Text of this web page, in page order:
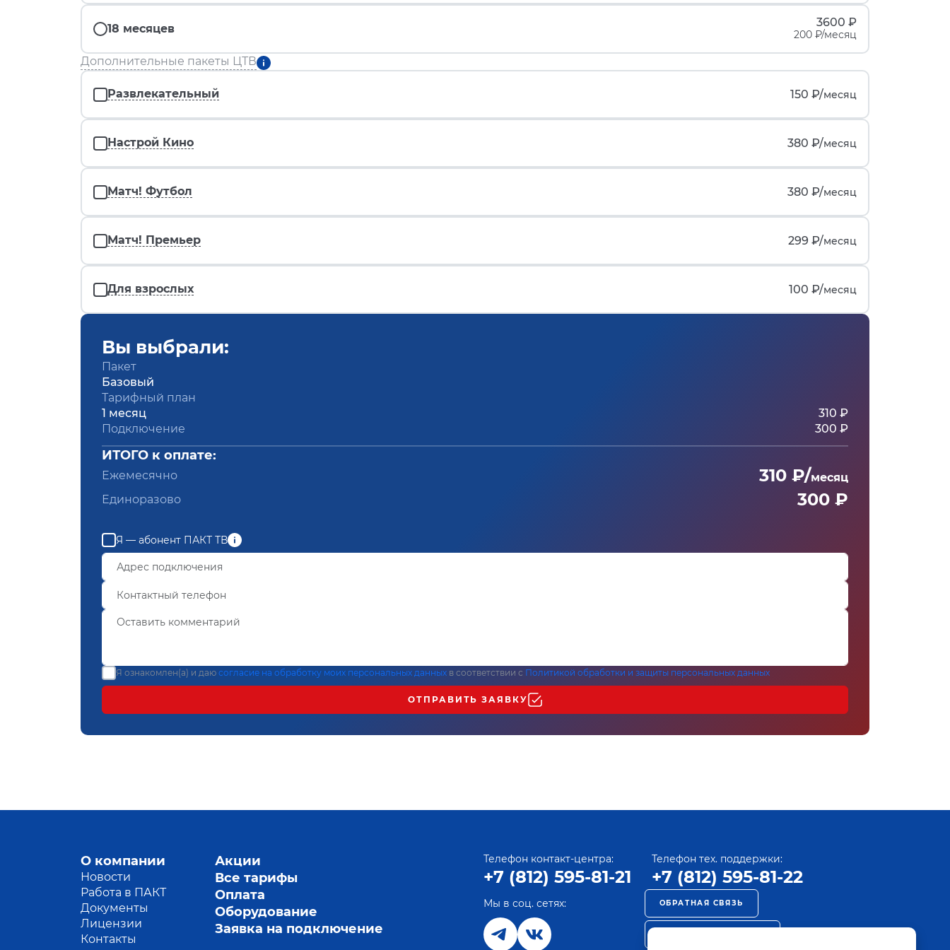
18 месяцев 3600 ₽
200 ₽/месяц
Дополнительные пакеты ЦТВ
Развлекательный 150 ₽/месяц
Настрой Кино 380 ₽/месяц
Матч! Футбол 380 ₽/месяц
Матч! Премьер 299 ₽/месяц
Для взрослых 100 ₽/месяц
Вы выбрали:
Пакет
Базовый
Тарифный план
1 месяц
310 ₽
Подключение
300 ₽
ИТОГО к оплате:
Ежемесячно 310 ₽/месяц
Единоразово
300 ₽
Я — абонент ПАКТ ТВ
Я ознакомлен(а) и даю согласие на обработку моих персональных данных в соответствии с Политикой обработки и защиты персональных данных
ОТПРАВИТЬ ЗАЯВКУ
О компании
Новости
Работа в ПАКТ
Документы
Лицензии
Контакты
Акции
Все тарифы
Оплата
Оборудование
Заявка на подключение
Телефон контакт-центра:
+7 (812) 595-81-21
Телефон тех. поддержки:
+7 (812) 595-81-22
Мы в соц. сетях: ОБРАТНАЯ СВЯЗЬ